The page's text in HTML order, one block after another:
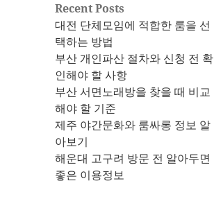
Recent Posts
대전 단체모임에 적합한 룸을 선
택하는 방법
부산 개인파산 절차와 신청 전 확
인해야 할 사항
부산 서면노래방을 찾을 때 비교
해야 할 기준
제주 야간문화와 룸싸롱 정보 알
아보기
해운대 고구려 방문 전 알아두면
좋은 이용정보